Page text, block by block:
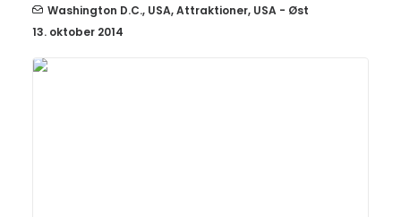
Washington D.C., USA,Attraktioner, USA - Øst
13. oktober 2014